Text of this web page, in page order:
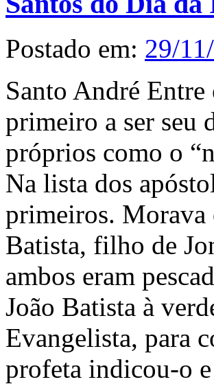
Postado em: 29/
Santo André
primeiro a ser seu
próprios como o
Na lista dos
primeiros. Morava
Batista, filho de
ambos eram
João Batista à
Evangelista, para
profeta indicou-o